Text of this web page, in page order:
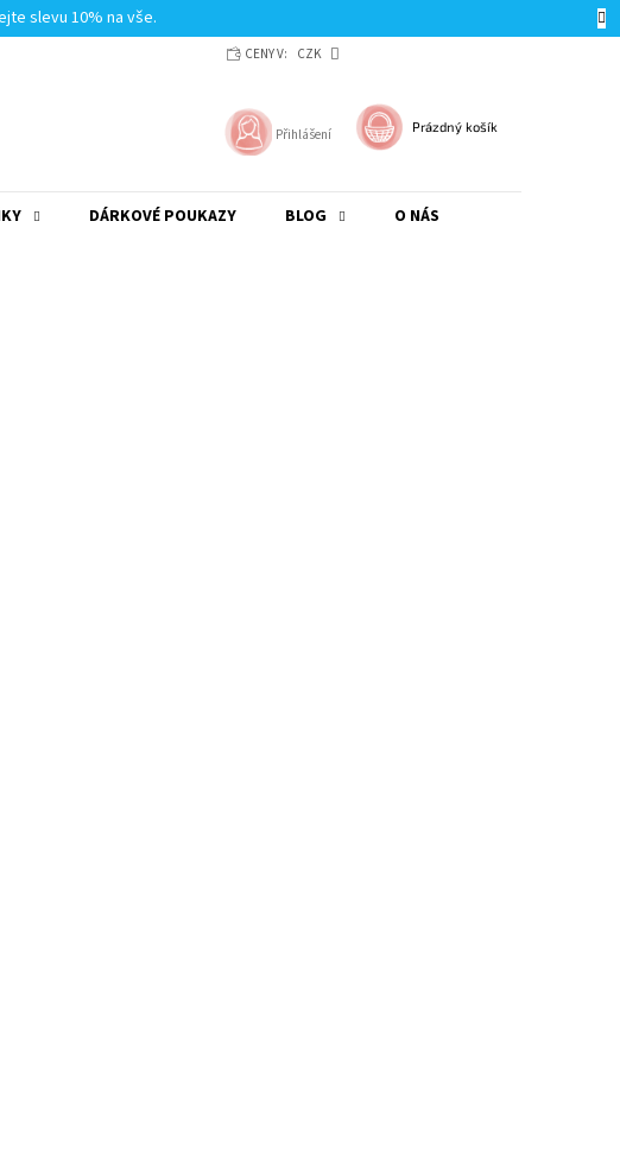
slevu 10% na vše.
CENY V: CZK
Přihlášení Prázdný košík
DÁRKOVÉ POUKAZY BLOG O NÁS